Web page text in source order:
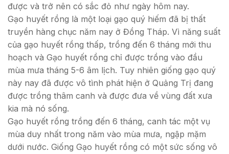
được và trở nên có sắc đỏ như ngày hôm nay.
Gạo huyết rồng là một loại gạo quý hiếm đã bị thất
truyền hàng chục năm nay ở Đồng Tháp. Vì năng suất
của gạo huyết rồng thấp, trồng đến 6 tháng mới thu
hoạch và Gạo huyết rồng chỉ được trồng vào đầu
mùa mưa tháng 5-6 âm lịch. Tuy nhiên giống gạo quý
này nay đã được vô tình phát hiện ở Quảng Trị đang
được trồng thâm canh và được đưa về vùng đất xưa
kia mà nó sống.
Gạo huyết rồng trồng đến 6 tháng, canh tác một vụ
mùa duy nhất trong năm vào mùa mưa, ngập mặm
dưới nước. Giống Gạo huyết rồng có một sức sống vô